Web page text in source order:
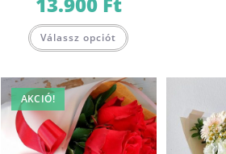
Válassz opciót
AKCIÓ!